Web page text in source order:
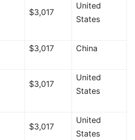
$3,017
United
States
$3,017 China
$3,017
United
States
$3,017
United
States